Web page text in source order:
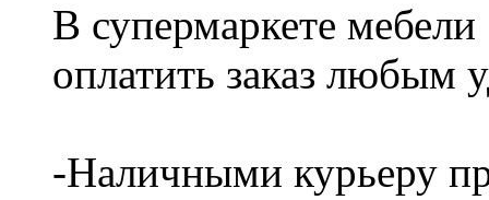
В супермаркете
оплатить заказ любым
-Наличными курьеру